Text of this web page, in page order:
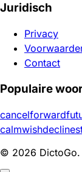
Juridisch
Privacy
Contact
Populaire
cancelforward
calmwishdecline
© 2026 DictoGo.